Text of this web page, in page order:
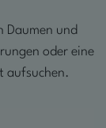
Daumen und
oder eine
aufsuchen.